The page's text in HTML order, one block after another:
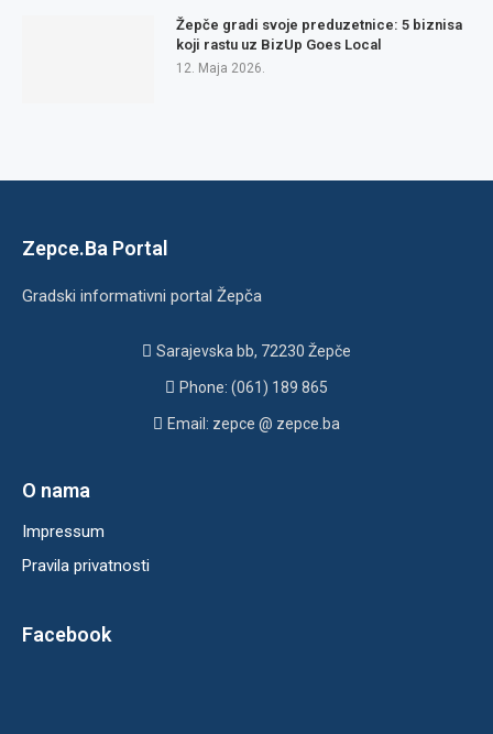
Žepče gradi svoje preduzetnice: 5 biznisa
koji rastu uz BizUp Goes Local
12. Maja 2026.
Zepce.Ba Portal
Gradski informativni portal Žepča
Sarajevska bb, 72230 Žepče
Phone: (061) 189 865
Email: zepce @ zepce.ba
O nama
Impressum
Pravila privatnosti
Facebook